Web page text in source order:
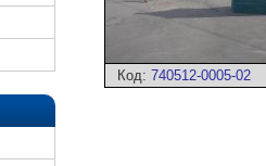
Код: 740512-0005-02